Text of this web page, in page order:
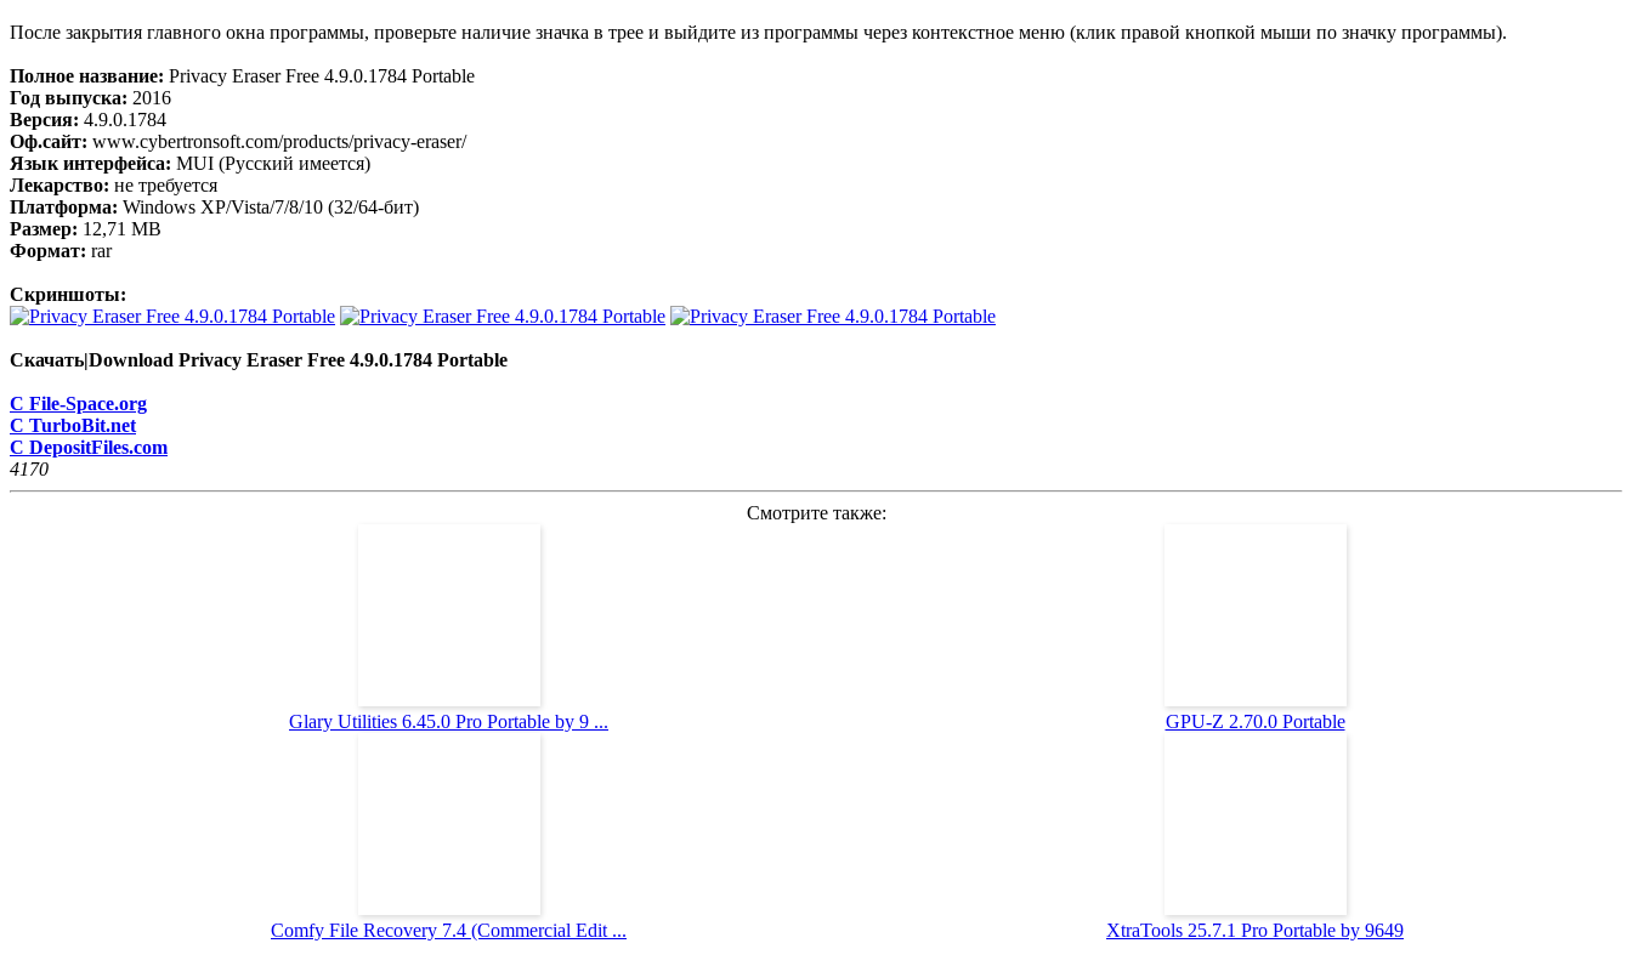
После закрытия главного окна программы, проверьте наличие значка в трее и выйдите из программы через контекстное меню (клик правой кнопкой мыши по значку программы).
Полное название: Privacy Eraser Free 4.9.0.1784 Portable
Год выпуска: 2016
Версия: 4.9.0.1784
Оф.сайт: www.cybertronsoft.com/products/privacy-eraser/
Язык интерфейса: MUI (Русский имеется)
Лекарство: не требуется
Платформа: Windows XP/Vista/7/8/10 (32/64-бит)
Размер: 12,71 МB
Формат: rar
Скриншоты:
Скачать|Download Privacy Eraser Free 4.9.0.1784 Portable
С File-Space.org
С TurboBit.net
С DepositFiles.com
4170
Смотрите также:
Glary Utilities 6.45.0 Pro Portable by 9 ... GPU-Z 2.70.0 Portable
Comfy File Recovery 7.4 (Commercial Edit ... XtraTools 25.7.1 Pro Portable by 9649